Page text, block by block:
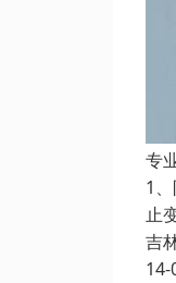
专
1
止
吉
14-